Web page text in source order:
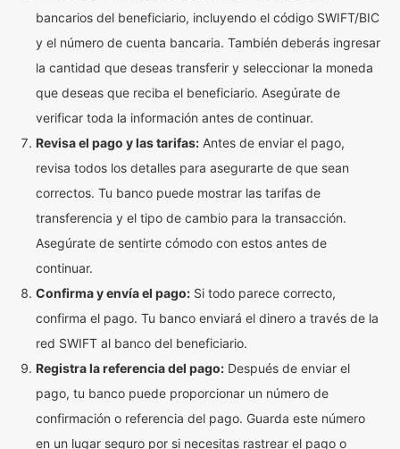
bancarios del beneficiario, incluyendo el código SWIFT/BIC
y el número de cuenta bancaria. También deberás ingresar
la cantidad que deseas transferir y seleccionar la moneda
que deseas que reciba el beneficiario. Asegúrate de
verificar toda la información antes de continuar.
Revisa el pago y las tarifas: Antes de enviar el pago,
revisa todos los detalles para asegurarte de que sean
correctos. Tu banco puede mostrar las tarifas de
transferencia y el tipo de cambio para la transacción.
Asegúrate de sentirte cómodo con estos antes de
continuar.
Confirma y envía el pago: Si todo parece correcto,
confirma el pago. Tu banco enviará el dinero a través de la
red SWIFT al banco del beneficiario.
Registra la referencia del pago: Después de enviar el
pago, tu banco puede proporcionar un número de
confirmación o referencia del pago. Guarda este número
en un lugar seguro por si necesitas rastrear el pago o